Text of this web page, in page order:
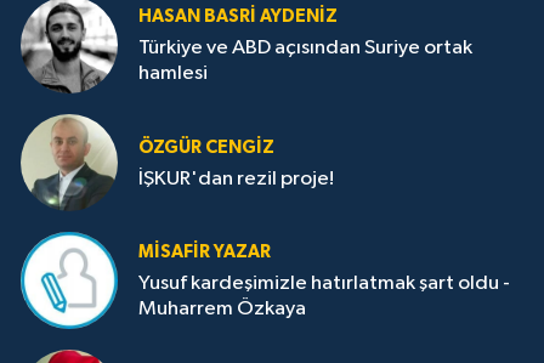
HASAN BASRI AYDENIZ
Türkiye ve ABD açısından Suriye ortak
hamlesi
ÖZGÜR CENGIZ
İŞKUR'dan rezil proje!
MISAFIR YAZAR
Yusuf kardeşimizle hatırlatmak şart oldu -
Muharrem Özkaya